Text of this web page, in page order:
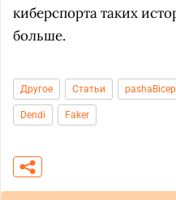
киберспорта таких
больше.
Другое Статьи
Dendi Faker